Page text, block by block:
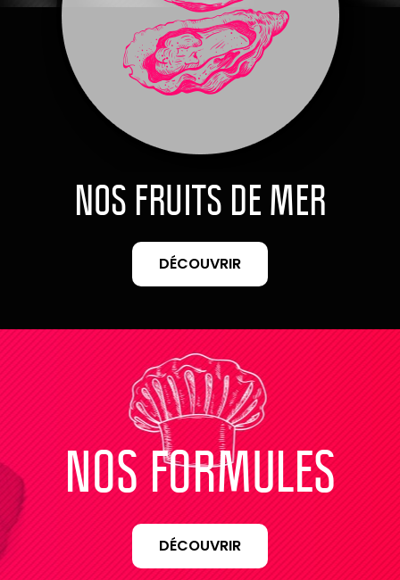
NOS FRUITS DE MER
DÉCOUVRIR
NOS FORMULES
DÉCOUVRIR